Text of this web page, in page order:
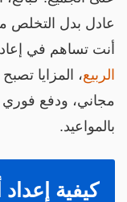
بدل التخلص من
تساهم في إعادة
، المزايا تصبح
ودفع فوري
كيفية إعداد